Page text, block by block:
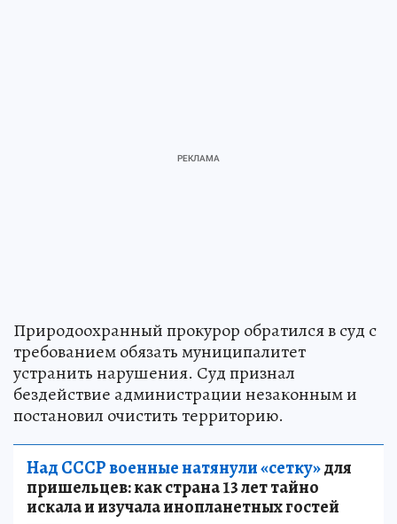
Природоохранный прокурор обратился в суд с
требованием обязать муниципалитет
устранить нарушения. Суд признал
бездействие администрации незаконным и
постановил очистить территорию.
Над СССР военные натянули «сетку»для
пришельцев: как страна 13 лет тайно
искала и изучала инопланетных гостей